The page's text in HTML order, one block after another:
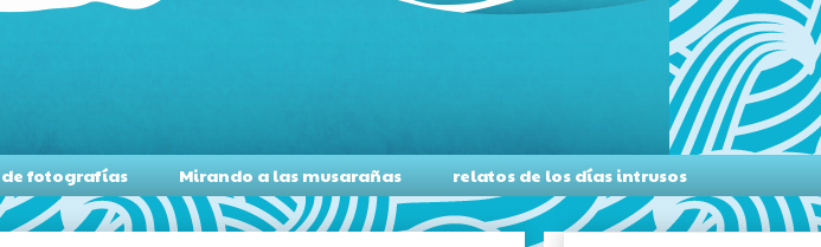
de fotografías Mirando a las musarañas relatos de los días intrusos